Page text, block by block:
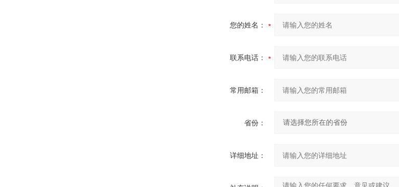
您的姓名：
联系电话：
常用邮箱：
省份：
详细地址：